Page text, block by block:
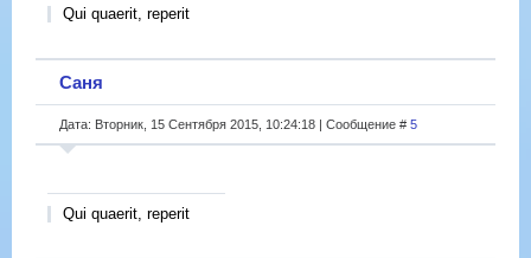
Qui quaerit, reperit
Саня
Дата: Вторник, 15 Сентября 2015, 10:24:18 | Сообщение # 5
Qui quaerit, reperit